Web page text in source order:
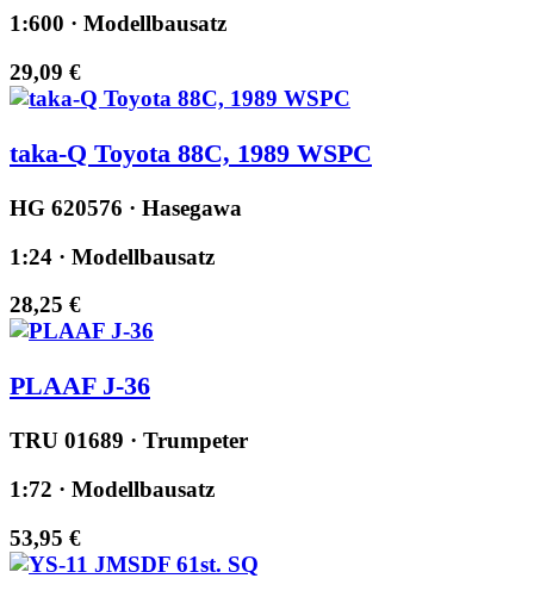
1:600 · Modellbausatz
29,09 €
taka-Q Toyota 88C, 1989 WSPC
HG 620576 · Hasegawa
1:24 · Modellbausatz
28,25 €
PLAAF J-36
TRU 01689 · Trumpeter
1:72 · Modellbausatz
53,95 €